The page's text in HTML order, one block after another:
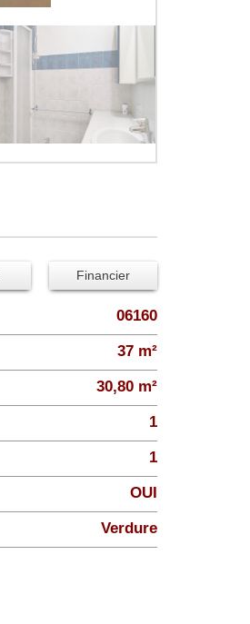
Financier
06160
37 m²
30,80 m²
1
1
OUI
Verdure